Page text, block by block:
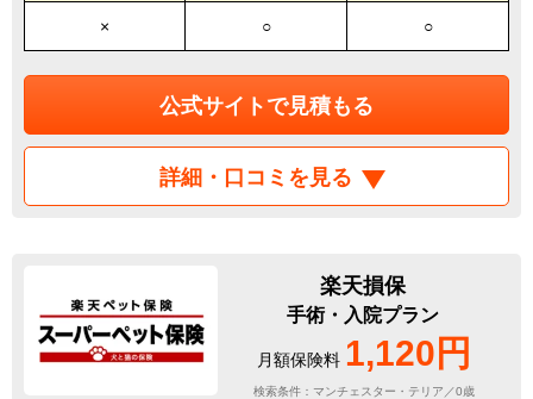
× ○ ○
公式サイトで見積もる
詳細・口コミを見る
楽天損保
手術・入院プラン
月額保険料 1,120円
検索条件：マンチェスター・テリア／0歳